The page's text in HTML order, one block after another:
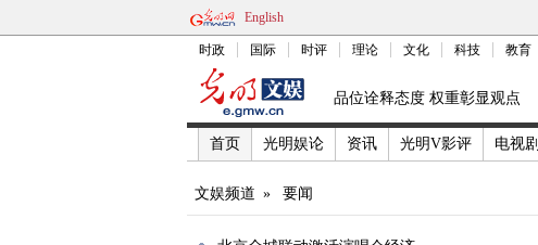
English
时政 国际 时评 理论 文化 科技 教育
品位诠释态度 权重彰显观点
首页 光明娱论 资讯 光明V影评 电视剧
文娱频道 » 要闻